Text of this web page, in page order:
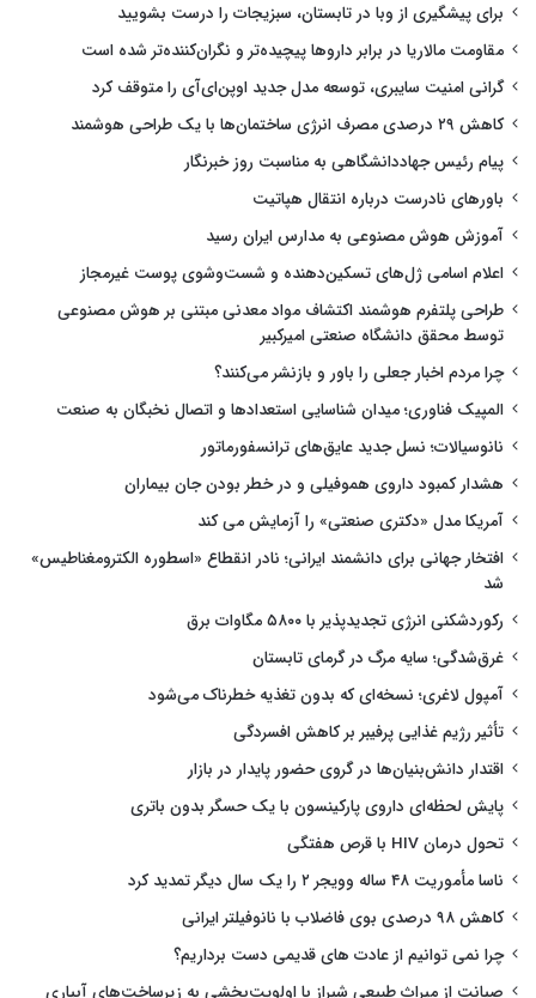
برای پیشگیری از وبا در تابستان، سبزیجات را درست بشویید
مقاومت مالاریا در برابر داروها پیچیده‌تر و نگران‌کننده‌تر شده است
گرانی امنیت سایبری، توسعه مدل جدید اوپن‌ای‌آی را متوقف کرد
کاهش ۲۹ درصدی مصرف انرژی ساختمان‌ها با یک طراحی هوشمند
پیام رئیس جهاددانشگاهی به مناسبت روز خبرنگار
باورهای نادرست درباره انتقال هپاتیت
آموزش هوش مصنوعی به مدارس ایران رسید
اعلام اسامی ژل‌های تسکین‌دهنده و شست‌وشوی پوست غیرمجاز
طراحی پلتفرم هوشمند اکتشاف مواد معدنی مبتنی بر هوش مصنوعی
توسط محقق دانشگاه صنعتی امیرکبیر
چرا مردم اخبار جعلی را باور و بازنشر می‌کنند؟
المپیک فناوری؛ میدان شناسایی استعدادها و اتصال نخبگان به صنعت
نانوسیالات؛ نسل جدید عایق‌های ترانسفورماتور
هشدار کمبود داروی هموفیلی و در خطر بودن جان بیماران
آمریکا مدل «دکتری صنعتی» را آزمایش می کند
افتخار جهانی برای دانشمند ایرانی؛ نادر انقطاع «اسطوره الکترومغناطیس»
شد
رکوردشکنی انرژی تجدیدپذیر با ۵۸۰۰ مگاوات برق
غرق‌شدگی؛ سایه مرگ در گرمای تابستان
آمپول لاغری؛ نسخه‌ای که بدون تغذیه خطرناک می‌شود
تأثیر رژیم غذایی پرفیبر بر کاهش افسردگی
اقتدار دانش‌بنیان‌ها در گروی حضور پایدار در بازار
پایش لحظه‌ای داروی پارکینسون با یک حسگر بدون باتری
تحول درمان HIV با قرص هفتگی
ناسا مأموریت ۴۸ ساله وویجر ۲ را یک سال دیگر تمدید کرد
کاهش ۹۸ درصدی بوی فاضلاب با نانوفیلتر ایرانی
چرا نمی توانیم از عادت های قدیمی دست برداریم؟
صیانت از میراث طبیعی شیراز با اولویت‌بخشی به زیرساخت‌های آبیاری